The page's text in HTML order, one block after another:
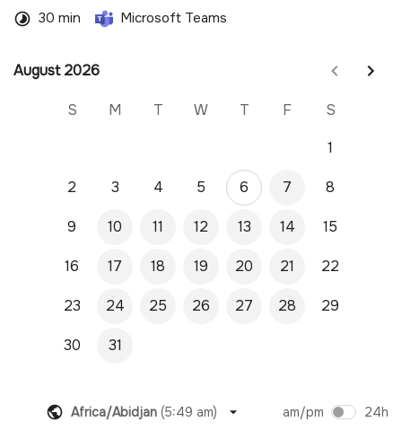
30 min Microsoft Teams
August 2026
August 2026
S M T W T F
S
1
2 3 4 5 6 7 8
9 10 11 12 13 14 15
16 17 18 19 20 21 22
23 24 25 26 27 28 29
30 31
Africa/Abidjan (5:49 am) am/pm 24h